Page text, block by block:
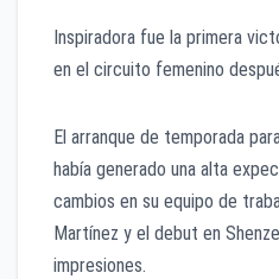
Inspiradora fue la primera
en el circuito femenino
El arranque de temporada
había generado una alta
cambios en su equipo de
Martínez y el debut en
impresiones.